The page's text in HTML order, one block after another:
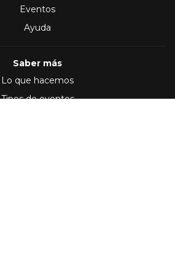
Eventos
Ayuda
Saber más
Lo que hacemos
Tipos de eventos